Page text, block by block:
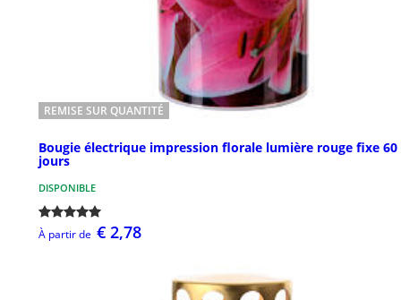
REMISE SUR QUANTITÉ
Bougie électrique impression florale lumière rouge fixe 60
jours
DISPONIBLE
À partir de € 2,78